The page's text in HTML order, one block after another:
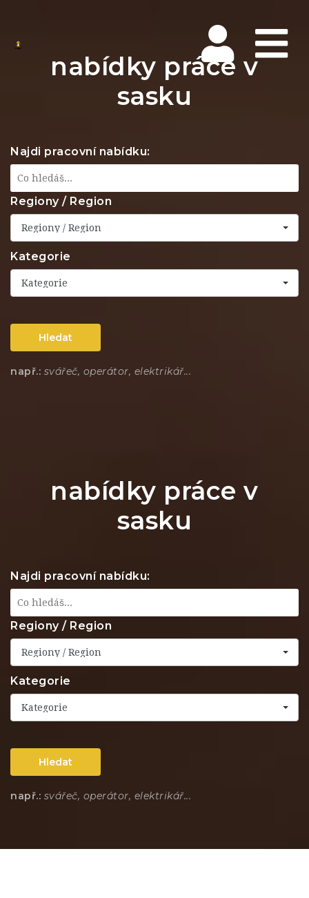
nabídky práce v
sasku
Najdi pracovní nabídku:
Regiony / Region
Regiony / Region
Kategorie
Kategorie
Hledat
např.: svářeč, operátor, elektrikář...
nabídky práce v
sasku
Najdi pracovní nabídku:
Regiony / Region
Regiony / Region
Kategorie
Kategorie
Hledat
např.: svářeč, operátor, elektrikář...